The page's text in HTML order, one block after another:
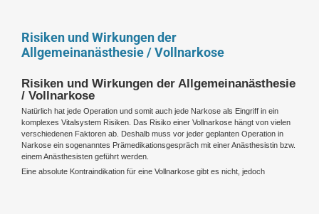
Risiken und Wirkungen der
Allgemeinanästhesie / Vollnarkose
Risiken und Wirkungen der Allgemeinanästhesie
/ Vollnarkose
Natürlich hat jede Operation und somit auch jede Narkose als Eingriff in ein
komplexes Vitalsystem Risiken. Das Risiko einer Vollnarkose hängt von vielen
verschiedenen Faktoren ab. Deshalb muss vor jeder geplanten Operation in
Narkose ein sogenanntes Prämedikationsgespräch mit einer Anästhesistin bzw.
einem Anästhesisten geführt werden.
Eine absolute Kontraindikation für eine Vollnarkose gibt es nicht, jedoch